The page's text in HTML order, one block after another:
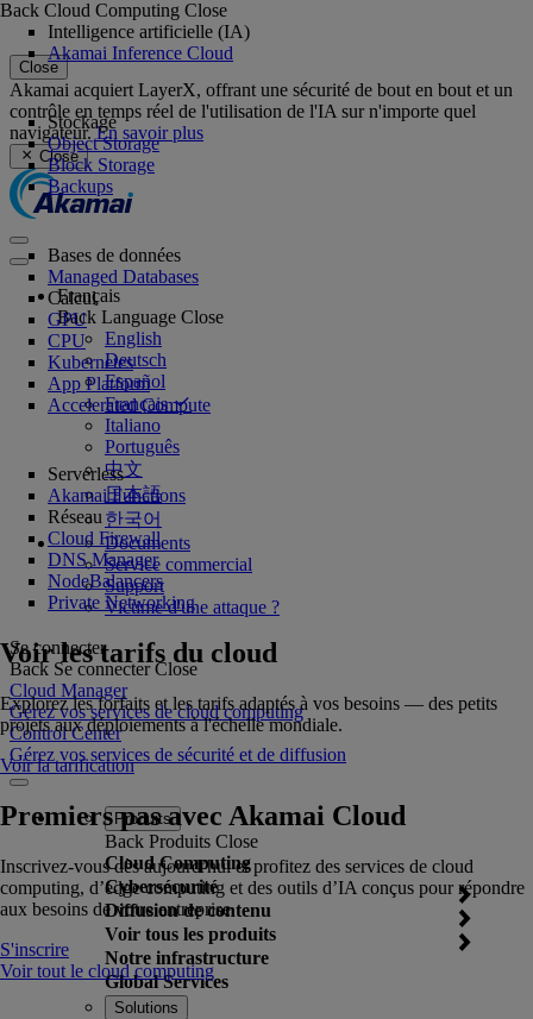
Close
Akamai acquiert LayerX, offrant une sécurité de bout en bout et un
contrôle en temps réel de l'utilisation de l'IA sur n'importe quel
navigateur.En savoir plus
Close
Français
Back Language Close
English
Deutsch
Español
Français
Italiano
Português
中文
日本語
한국어
Documents
Service commercial
Support
Victime d'une attaque ?
Se connecter
Back Se connecter Close
Cloud Manager
Gérez vos services de cloud computing
Control Center
Gérez vos services de sécurité et de diffusion
Produits
Back Produits Close
Cloud Computing
Cybersécurité
Diffusion de contenu
Voir tous les produits
Notre infrastructure
Global Services
Back Cloud Computing Close
Intelligence artificielle (IA)
Akamai Inference Cloud
Stockage
Object Storage
Block Storage
Backups
Bases de données
Managed Databases
Calcul
GPU
CPU
Kubernetes
App Platform
Accelerated Compute
Serverless
Akamai Functions
Réseau
Cloud Firewall
DNS Manager
NodeBalancers
Private Networking
Voir les tarifs du cloud
Explorez les forfaits et les tarifs adaptés à vos besoins — des petits
projets aux déploiements à l'échelle mondiale.
Voir la tarification
Premiers pas avec Akamai Cloud
Inscrivez-vous dès aujourd’hui et profitez des services de cloud
computing, d’edge computing et des outils d’IA conçus pour répondre
aux besoins de votre entreprise.
S'inscrire
Voir tout le cloud computing
Solutions